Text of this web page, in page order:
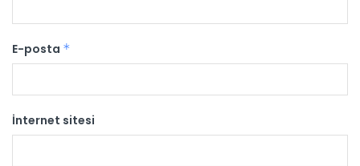
E-posta *
İnternet sitesi